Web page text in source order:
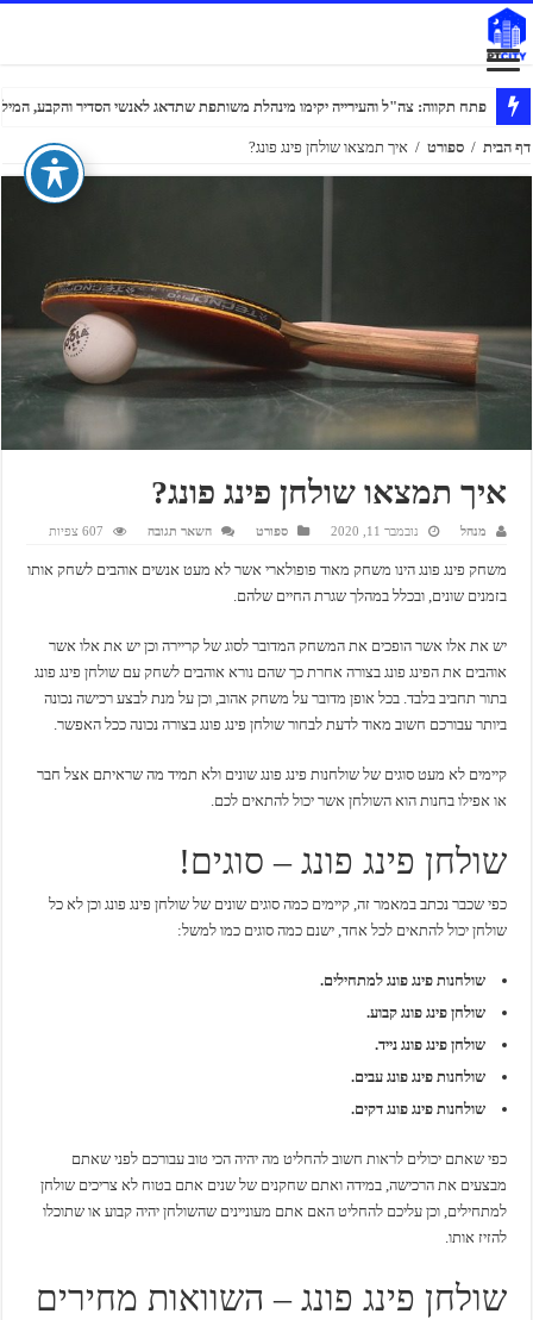
פתח תקווה: צה"ל והעירייה יקימו מינהלת משותפת שתדאג לאנשי הסדיר והקבע,
דף הבית / ספורט / איך תמצאו שולחן פינג פונג?
איך תמצאו שולחן פינג פונג?
מנהל נובמבר 11, 2020 ספורט השאר תגובה 607 צפיות
משחק פינג פונג הינו משחק מאוד פופולארי אשר לא מעט אנשים אוהבים לשחק אותו
בזמנים שונים, ובכלל במהלך שגרת החיים שלהם.
יש את אלו אשר הופכים את המשחק המדובר לסוג של קריירה וכן יש את אלו אשר
אוהבים את הפינג פונג בצורה אחרת כך שהם נורא אוהבים לשחק עם שולחן פינג פונג
בתור תחביב בלבד. בכל אופן מדובר על משחק אהוב, וכן על מנת לבצע רכישה נכונה
ביותר עבורכם חשוב מאוד לדעת לבחור שולחן פינג פונג בצורה נכונה ככל האפשר.
קיימים לא מעט סוגים של שולחנות פינג פונג שונים ולא תמיד מה שראיתם אצל חבר
או אפילו בחנות הוא השולחן אשר יכול להתאים לכם.
שולחן פינג פונג – סוגים!
כפי שכבר נכתב במאמר זה, קיימים כמה סוגים שונים של שולחן פינג פונג וכן לא כל
שולחן יכול להתאים לכל אחד, ישנם כמה סוגים כמו למשל:
שולחנות פינג פונג למתחילים.
שולחן פינג פונג קבוע.
שולחן פינג פונג נייד.
שולחנות פינג פונג עבים.
שולחנות פינג פונג דקים.
כפי שאתם יכולים לראות חשוב להחליט מה יהיה הכי טוב עבורכם לפני שאתם
מבצעים את הרכישה, במידה ואתם שחקנים של שנים אתם בטוח לא צריכים שולחן
למתחילים, וכן עליכם להחליט האם אתם מעוניינים שהשולחן יהיה קבוע או שתוכלו
להזיז אותו.
שולחן פינג פונג – השוואות מחירים